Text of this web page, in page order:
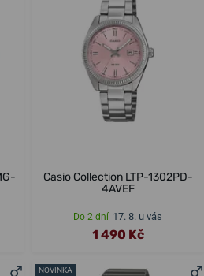
Casio Collection LTP-1302PD-
4AVEF
Do 2 dní 17. 8. u vás
1 490 Kč
NOVINKA